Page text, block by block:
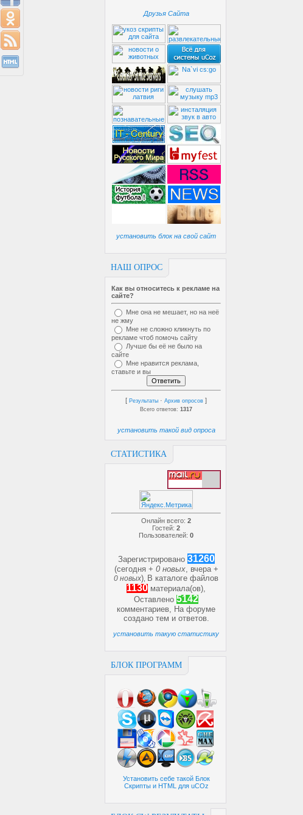
Друзья Сайта
установить блок на свой сайт
НАШ ОПРОС
Как вы относитесь к рекламе на
сайте?
Мне она не мешает, но на неё
не жму
Мне не сложно кликнуть по
рекламе чтоб помочь сайту
Лучше бы её не было на
сайте
Мне нравится реклама,
ставьте и вы
[ Результаты · Архив опросов ]
Всего ответов: 1317
установить такой вид опроса
СТАТИСТИКА
Онлайн всего: 2
Гостей: 2
Пользователей: 0
Зарегистрировано 31260
(сегодня + 0 новых, вчера +
0 новых) В каталоге файлов
1130 материала(ов),
Оставлено 5142
комментариев, На форуме
создано тем и ответов.
установить такую статистику
БЛОК ПРОГРАММ
Установить себе такой Блок
Скрипты и HTML для uCOz